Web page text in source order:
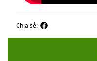
Chia sẻ: